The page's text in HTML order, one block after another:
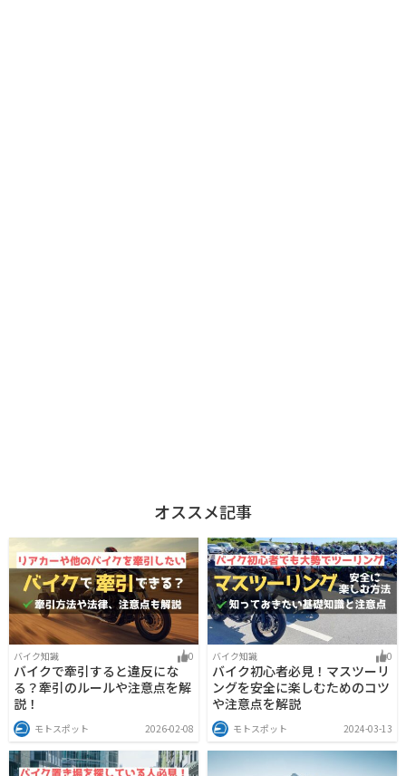
オススメ記事
バイク知識 0
バイクで牽引すると違反にな
る？牽引のルールや注意点を解
説！
モトスポット 2026-02-08
バイク知識 0
バイク初心者必見！マスツーリ
ングを安全に楽しむためのコツ
や注意点を解説
モトスポット 2024-03-13